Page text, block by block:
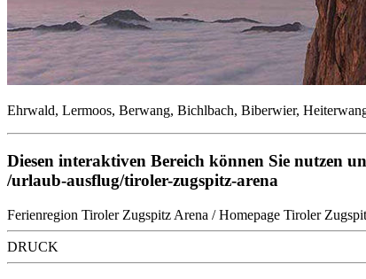
Ehrwald, Lermoos, Berwang, Bichlbach, Biberwier,
Diesen interaktiven Bereich können Sie nutzen
/urlaub-ausflug/tiroler-zugspitz-arena
Ferienregion Tiroler Zugspitz Arena /Homepage Tiroler
DRUCK